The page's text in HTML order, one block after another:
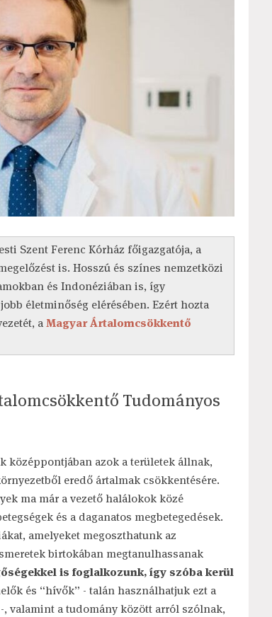
Szent Ferenc Kórház főigazgatója, a
is. Hosszú és színes nemzetközi
és Indonéziában is, így
életminőség elérésében. Ezért hozta
aMagyar Ártalomcsökkentő
Tudományos
középpontjában azok a területek állnak,
eredő ártalmak csökkentésére.
ma már a vezető halálokok közé
és a daganatos megbetegedések.
amelyeket megoszthatunk az
birtokában megtanulhassanak
is foglalkozunk, így szóba kerül
és “hívők” - talán használhatjuk ezt a
valamint a tudomány között arról szólnak,